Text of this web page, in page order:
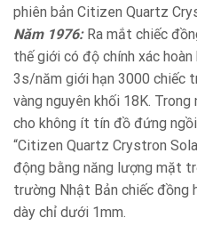
phiên bản Citizen Quartz
Năm 1976:Ra mắt chiếc
thế giới có độ chính xác
3s/năm giới hạn 3000 chiếc
vàng nguyên khối 18K.
cho không ít tín đồ đứng
“Citizen Quartz Crystron
động bằng năng lượng mặt
trường Nhật Bản chiếc đồng
dày chỉ dưới 1mm.